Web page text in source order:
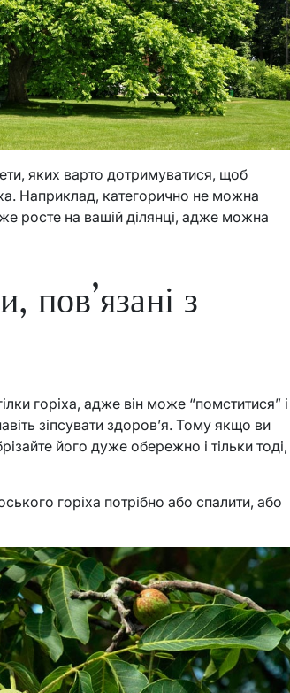
яких варто дотримуватися, щоб
Наприклад, категорично не можна
росте на вашій ділянці, адже можна
пов’язані з
горіха, адже він може “помститися” і
зіпсувати здоров’я. Тому якщо ви
його дуже обережно і тільки тоді,
горіха потрібно або спалити, або